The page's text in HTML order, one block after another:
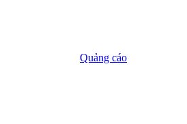
Quảng cáo